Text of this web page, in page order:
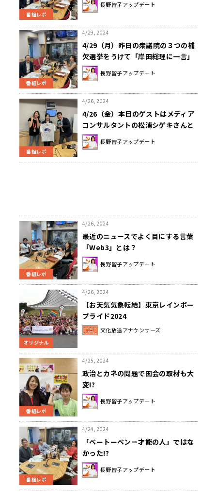
番組レポ
長野智子アップデート
番組レポ
4/29, 2024
4/29（月）昨日の衆議院の３つの補
欠選挙をうけて「岸田総理に一言」
長野智子アップデート
番組レポ
4/26, 2024
4/26（金）本日のゲストはメディア
コンサルタントの松浦シゲキさんと
カーリング選手の藤澤五月さんでし
た！
長野智子アップデート
番組レポ
4/26, 2024
最近のニュースでよく目にする言葉
「Web3」とは？
長野智子アップデート
オリジナル
4/26, 2024
【お天気気象転結】東京レインボー
プライド2024
文化放送アナウンサーズ
番組レポ
4/25, 2024
政治とカネの問題で国会の取材も大
変!?
長野智子アップデート
番組レポ
4/24, 2024
「ベートーベン＝才能の人」ではな
かった!?
長野智子アップデート